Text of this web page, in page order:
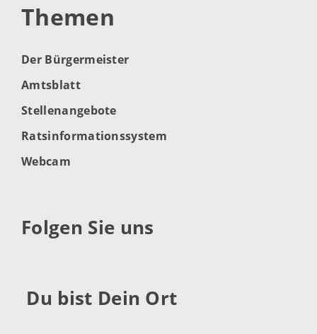
Themen
Der Bürgermeister
Amtsblatt
Stellenangebote
Ratsinformationssystem
Webcam
Folgen Sie uns
Du bist Dein Ort